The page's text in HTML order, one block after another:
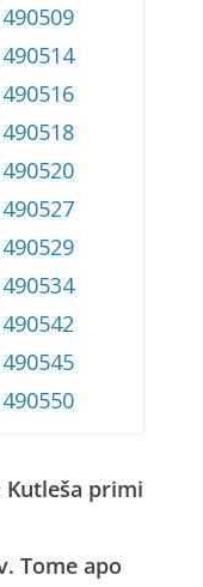
Kutleša primi
Tome apo